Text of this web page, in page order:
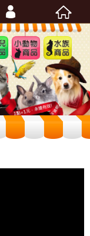
小動
物商
品
水族
商品